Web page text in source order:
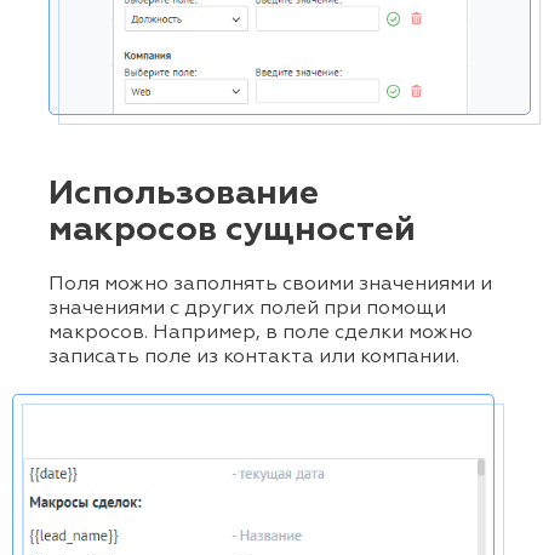
Использование
макросов сущностей
Поля можно заполнять своими значениями и
значениями с других полей при помощи
макросов. Например, в поле сделки можно
записать поле из контакта или компании.